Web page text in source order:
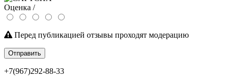
Оценка /
Перед публикацией отзывы проходят модерацию
Отправить
+7(967)292-88-33